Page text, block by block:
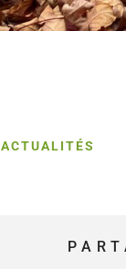
ACTUALITÉS